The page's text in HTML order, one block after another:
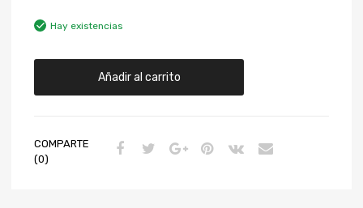
Hay existencias
Añadir al carrito
COMPARTE
(0)